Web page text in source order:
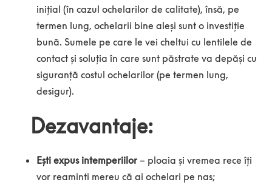
inițial (în cazul ochelarilor de calitate), însă, pe
termen lung, ochelarii bine aleși sunt o investiție
bună. Sumele pe care le vei cheltui cu lentilele de
contact și soluția în care sunt păstrate va depăși cu
siguranță costul ochelarilor (pe termen lung,
desigur).
Dezavantaje:
Ești expus intemperiilor – ploaia și vremea rece îți
vor reaminti mereu că ai ochelari pe nas;